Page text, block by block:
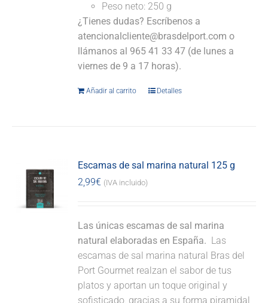
Peso neto: 250 g
¿Tienes dudas? Escríbenos a
atencionalcliente@brasdelport.com o
llámanos al 965 41 33 47 (de lunes a
viernes de 9 a 17 horas).
Añadir al carrito Detalles
Escamas de sal marina natural 125 g
2,99€ (IVA incluido)
Las únicas escamas de sal marina
natural elaboradas en España. Las
escamas de sal marina natural Bras del
Port Gourmet realzan el sabor de tus
platos y aportan un toque original y
sofisticado, gracias a su forma piramidal